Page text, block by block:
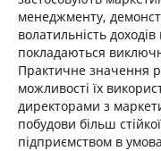
менеджменту,
волатильність
покладаються
Практичне значення
можливості їх
директорами з
побудови більш
підприємством в